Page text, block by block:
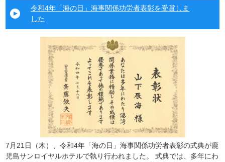
令和4年「海の日」海事関係功労者表彰を受賞しま
した
7月21日（木）、令和4年「海の日」海事関係功労者表彰の式典が鹿
児島サンロイヤルホテルで執り行われました。 式典では、多年にわ